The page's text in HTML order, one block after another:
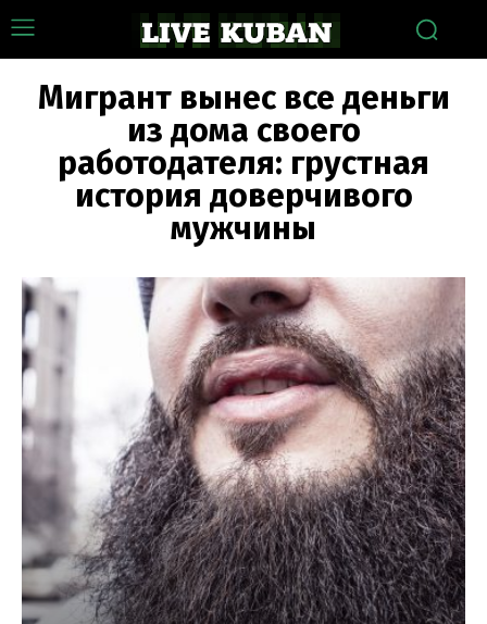
Мигрант вынес все деньги
из дома своего
работодателя: грустная
история доверчивого
мужчины